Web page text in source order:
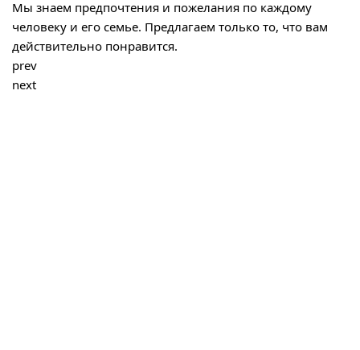
Мы знаем предпочтения и пожелания по каждому
человеку и его семье. Предлагаем только то, что вам
действительно понравится.
prev
next